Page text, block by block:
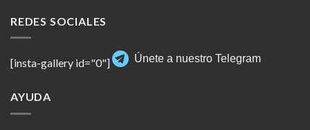
REDES SOCIALES
[insta-gallery id="0"] Únete a nuestro Telegram
AYUDA